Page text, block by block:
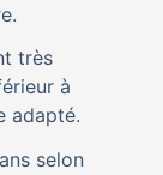
très
à
adapté.
selon